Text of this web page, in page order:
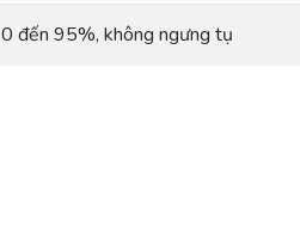
0 đến 95%, không ngưng tụ